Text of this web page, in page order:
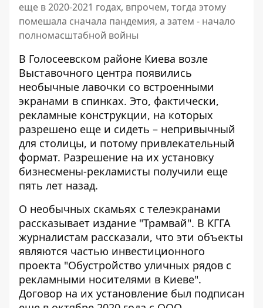
еще в 2020-2021 годах, впрочем, тогда этому
помешала сначала пандемия, а затем - начало
полномасштабной войны
В Голосеевском районе Киева возле
Выставочного центра появились
необычные лавочки со встроенными
экранами в спинках. Это, фактически,
рекламные конструкции, на которых
разрешено еще и сидеть – непривычный
для столицы, и потому привлекательный
формат. Разрешение на их установку
бизнесмены-рекламисты получили еще
пять лет назад.
О необычных скамьях с телеэкранами
рассказывает издание "Трамвай". В КГГА
журналистам рассказали, что эти объекты
являются частью инвестиционного
проекта "Обустройство уличных рядов с
рекламными носителями в Киеве".
Договор на их установление был подписан